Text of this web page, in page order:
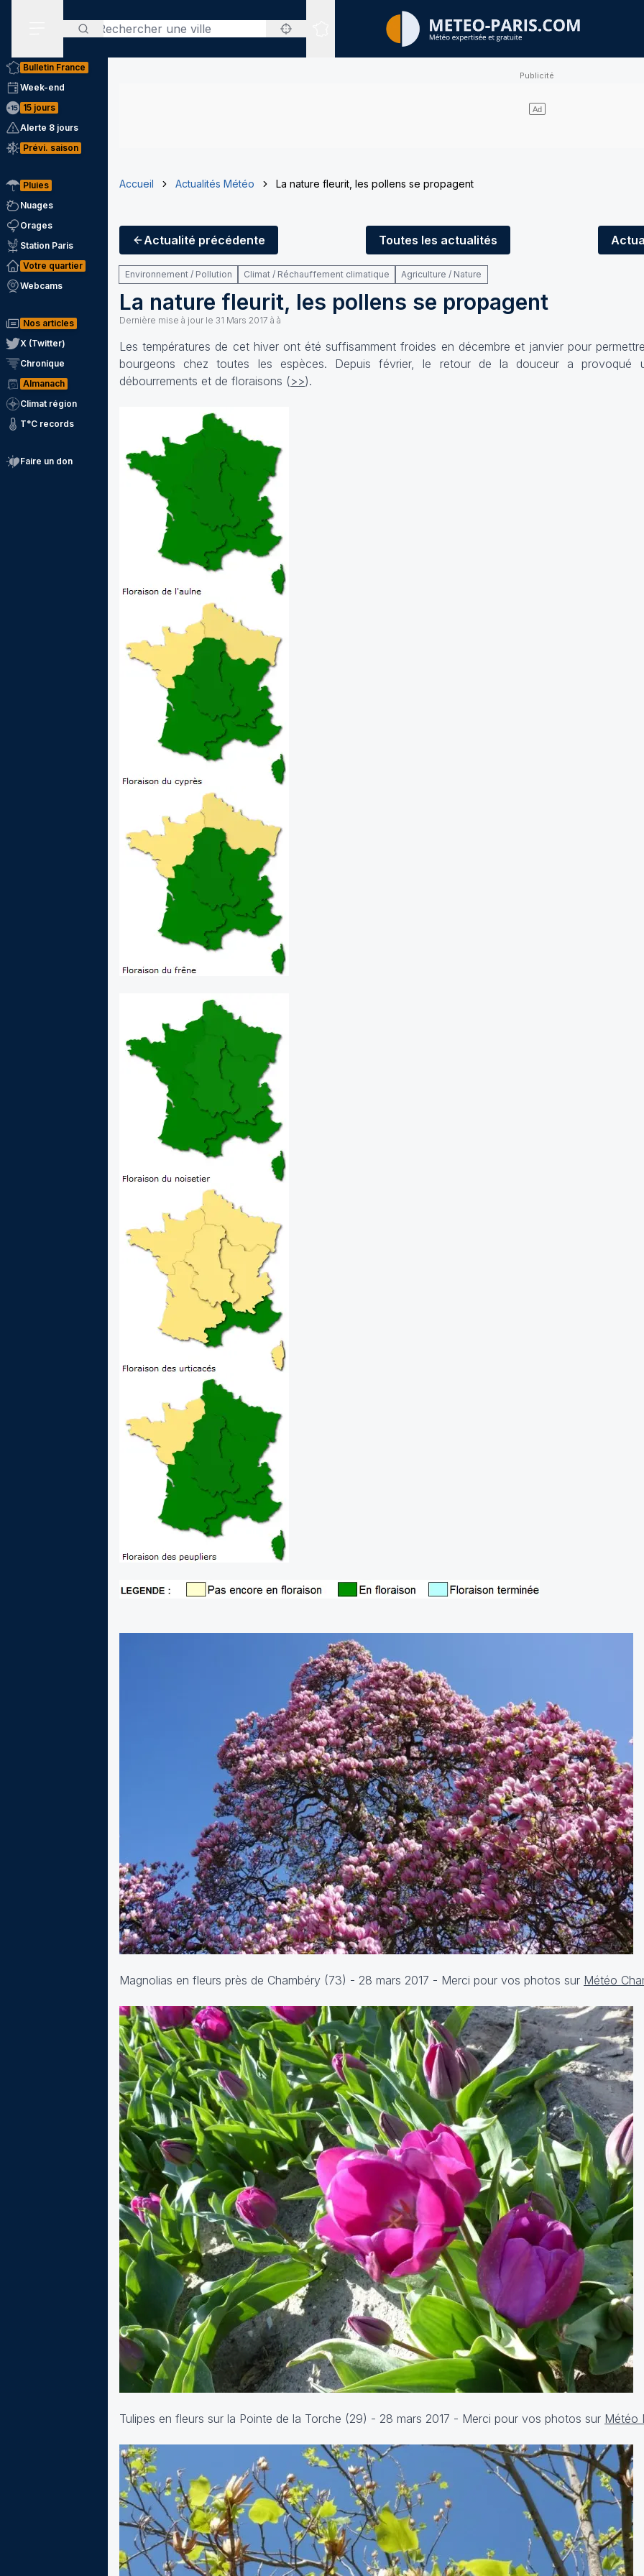
Rechercher
Sites expertisés
Bulletin France
Week-end
15 jours
Alerte 8 jours
Prévi. saison
Pluies
Nuages
Orages
Station Paris
Votre quartier
Webcams
Nos articles
X (Twitter)
Chronique
Almanach
Climat région
T°C records
Faire un don
Accueil Actualités Météo La nature fleurit, les pollens se propagent
Actualité précédente Toutes les actualités
Environnement / Pollution Climat / Réchauffement climatique Agriculture / Nature
La nature fleurit, les pollens se propagent
Dernière mise à jour le 31 Mars 2017 à à
Les températures de cet hiver ont été suffisamment froides en décembre et janvier pour
bourgeons chez toutes les espèces. Depuis février, le retour de la douceur a provoqué
débourrements et de floraisons (>>).
Magnolias en fleurs près de Chambéry (73) - 28 mars 2017 - Merci pour vos photos sur Météo
Tulipes en fleurs sur la Pointe de la Torche (29) - 28 mars 2017 - Merci pour vos photos sur Météo